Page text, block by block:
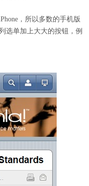
，所以多数的手机版
选单加上大大的按钮，例